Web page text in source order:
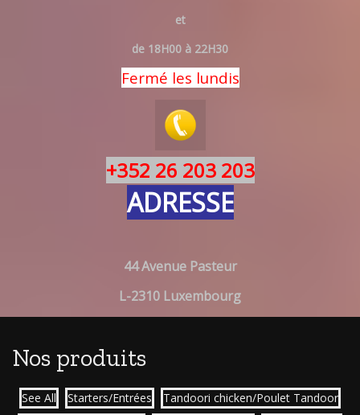
et
de 18H00 à 22H30
Fermé les lundis
+352 26 203 203
ADRESSE
44 Avenue Pasteur
L-2310 Luxembourg
Nos produits
See All Starters/Entrées
Tandoori chicken/Poulet Tandoor